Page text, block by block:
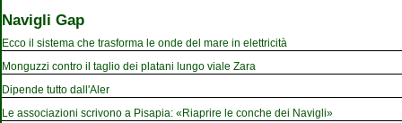
Navigli Gap
Ecco il sistema che trasforma le onde del mare in elettricità
Monguzzi contro il taglio dei platani lungo viale Zara
Dipende tutto dall'Aler
Le associazioni scrivono a Pisapia: «Riaprire le conche dei Navigli»